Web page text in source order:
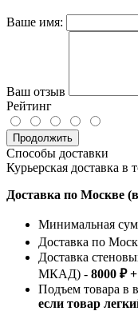
Ваше имя:
Ваш отзыв
Рейтинг
Продолжить
Способы доставки
Курьерская доставка в
Доставка по Москве
Минимальная
Доставка по
Доставка
МКАД) - 8000 ₽
Подъем товара в
если товар